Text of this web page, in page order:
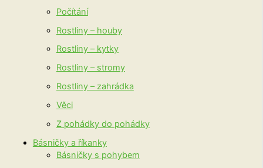
Počítání
Rostliny – houby
Rostliny – kytky
Rostliny – stromy
Rostliny – zahrádka
Věci
Z pohádky do pohádky
Básničky a říkanky
Básničky s pohybem